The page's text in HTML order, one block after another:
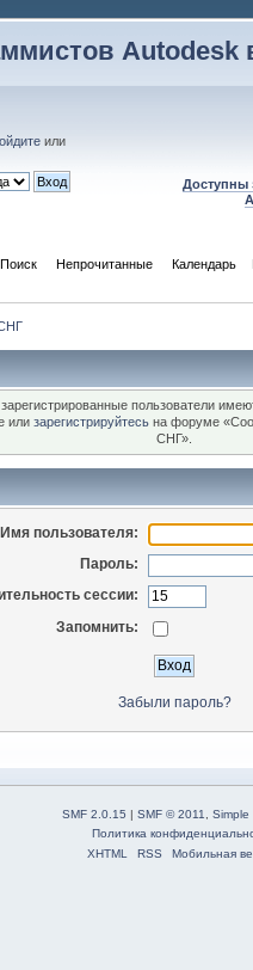
Autodesk
или
Доступны
Поиск Непрочитанные Календарь
пользователи
или зарегистрируйтесь на форуме
СНГ».
Имя пользователя:
Пароль:
сессии:
Запомнить:
Забыли пароль?
SMF 2.0.15 | SMF © 2011
Simple
Политика
XHTML
RSS Мобильная